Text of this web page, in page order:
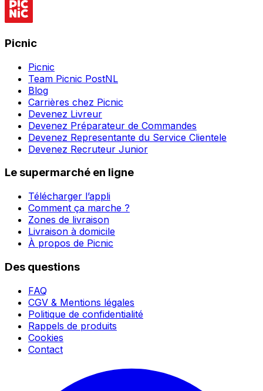
Picnic
Picnic
Team Picnic PostNL
Blog
Carrières chez Picnic
Devenez Livreur
Devenez Préparateur de Commandes
Devenez Representante du Service Clientele
Devenez Recruteur Junior
Le supermarché en ligne
Télécharger l’appli
Comment ça marche ?
Zones de livraison
Livraison à domicile
À propos de Picnic
Des questions
FAQ
CGV & Mentions légales
Politique de confidentialité
Rappels de produits
Cookies
Contact